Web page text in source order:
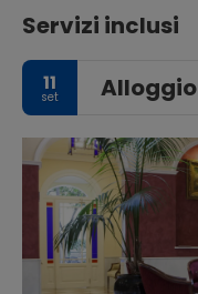
Servizi inclusi
11
set Alloggio